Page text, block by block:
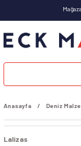
Anasayfa Deniz
Lalizas